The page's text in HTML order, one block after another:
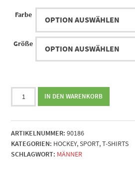
Farbe
Größe
Future
Hockey
Menge
IN DEN WARENKORB
ARTIKELNUMMER: 90186
KATEGORIEN: HOCKEY,SPORT,T-SHIRTS
SCHLAGWORT: MÄNNER